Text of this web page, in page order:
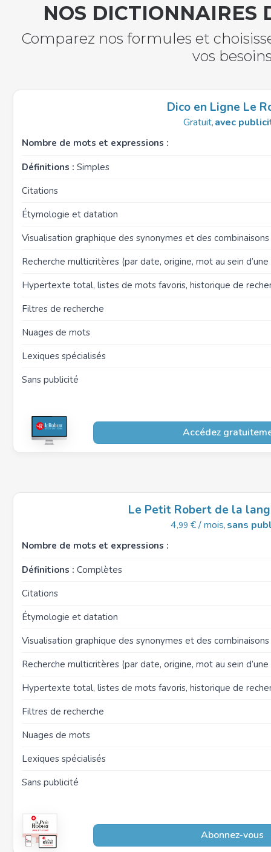
NOS DICTIONNAIRES
Comparez nos formules et
vos
Dico en Ligne Le
Gratuit,avec
Nombre de mots et expressions :
Définitions : Simples
Citations
Étymologie et datation
Visualisation graphique des synonymes et des
Recherche multicritères (par date, origine, mot au sein
Hypertexte total, listes de mots favoris, historique de
Filtres de recherche
Nuages de mots
Lexiques spécialisés
Sans publicité
Accédez
Le Petit Robert de la
4,99 € / mois,sans
Nombre de mots et expressions :
Définitions : Complètes
Citations
Étymologie et datation
Visualisation graphique des synonymes et des
Recherche multicritères (par date, origine, mot au sein
Hypertexte total, listes de mots favoris, historique de
Filtres de recherche
Nuages de mots
Lexiques spécialisés
Sans publicité
Abonnez-vous